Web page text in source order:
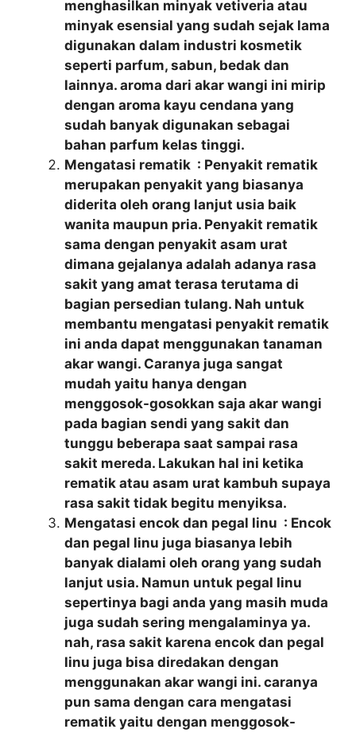
menghasilkan minyak vetiveria atau
minyak esensial yang sudah sejak lama
digunakan dalam industri kosmetik
seperti parfum, sabun, bedak dan
lainnya. aroma dari akar wangi ini mirip
dengan aroma kayu cendana yang
sudah banyak digunakan sebagai
bahan parfum kelas tinggi.
Mengatasi rematik : Penyakit rematik
merupakan penyakit yang biasanya
diderita oleh orang lanjut usia baik
wanita maupun pria. Penyakit rematik
sama dengan penyakit asam urat
dimana gejalanya adalah adanya rasa
sakit yang amat terasa terutama di
bagian persedian tulang. Nah untuk
membantu mengatasi penyakit rematik
ini anda dapat menggunakan tanaman
akar wangi. Caranya juga sangat
mudah yaitu hanya dengan
menggosok-gosokkan saja akar wangi
pada bagian sendi yang sakit dan
tunggu beberapa saat sampai rasa
sakit mereda. Lakukan hal ini ketika
rematik atau asam urat kambuh supaya
rasa sakit tidak begitu menyiksa.
Mengatasi encok dan pegal linu : Encok
dan pegal linu juga biasanya lebih
banyak dialami oleh orang yang sudah
lanjut usia. Namun untuk pegal linu
sepertinya bagi anda yang masih muda
juga sudah sering mengalaminya ya.
nah, rasa sakit karena encok dan pegal
linu juga bisa diredakan dengan
menggunakan akar wangi ini. caranya
pun sama dengan cara mengatasi
rematik yaitu dengan menggosok-